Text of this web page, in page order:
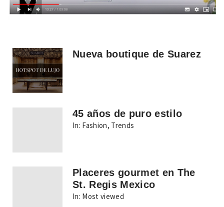
Nueva boutique de Suarez
45 años de puro estilo
In: Fashion, Trends
Placeres gourmet en The
St. Regis Mexico
In: Most viewed